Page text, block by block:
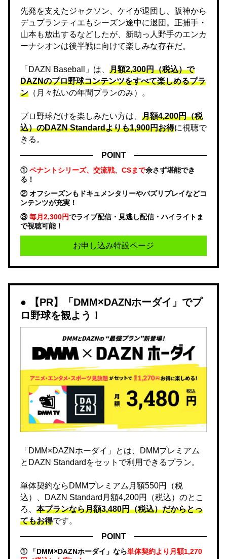
先発を支えたジャクソン、ケイが退団し、阪神から
デュプランティエもシーズン途中に退団。正捕手・
山本も放出するなどしたが、新助っ人野手のエンカ
ーナシオンは後半戦に向けて楽しみな存在だ。
「DAZN Baseball」は、 月額2,300円（税込）で
DAZNのプロ野球コンテンツをすべて楽しめるプラ
ン （月々払いの年間プランのみ）。
プロ野球だけを楽しみたい方は、 月額4,200円（税
込）のDAZN Standard​よりも1,900円お得に視聴で
きる。
POINT
①ペナントシリーズ、交流戦、CSまで余さず堪能でき
る！
② オフシーズンもドキュメンタリーやバズリプレイなどコ
ンテンツが充実！
③毎月2,300円でライブ配信・見逃し配信・ハイライトま
で視聴可能！
お申し込み特設ページ
【PR】「DMM×DAZNホーダイ」でプ
ロ野球を観よう！
「DMM×DAZNホーダイ」とは、DMMプレミアム
とDAZN Standardをセットで利用できるプラン。
単体契約ならDMMプレミアム月額550円（税
込）、DAZN Standard月額4,200円（税込）のとこ
ろ、 本プランなら月額3,480円（税込）だからとっ
てもお得です。
POINT
① 「DMM×DAZNホーダイ」なら単体契約より月額1,270